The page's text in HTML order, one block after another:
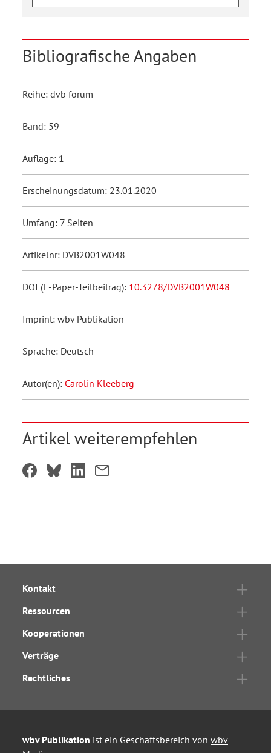
Bibliografische Angaben
Reihe: dvb forum
Band: 59
Auflage: 1
Erscheinungsdatum: 23.01.2020
Umfang: 7 Seiten
Artikelnr: DVB2001W048
DOI (E-Paper-Teilbeitrag): 10.3278/DVB2001W048
Imprint: wbv Publikation
Sprache: Deutsch
Autor(en): Carolin Kleeberg
Artikel weiterempfehlen
Kontakt
Ressourcen
Kooperationen
Verträge
Rechtliches
wbv Publikation ist ein Geschäftsbereich von wbv